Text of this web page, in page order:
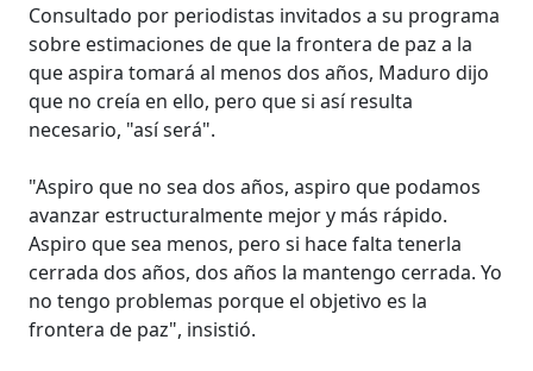
Consultado por periodistas invitados a su programa
sobre estimaciones de que la frontera de paz a la
que aspira tomará al menos dos años, Maduro dijo
que no creía en ello, pero que si así resulta
necesario, "así será".
"Aspiro que no sea dos años, aspiro que podamos
avanzar estructuralmente mejor y más rápido.
Aspiro que sea menos, pero si hace falta tenerla
cerrada dos años, dos años la mantengo cerrada. Yo
no tengo problemas porque el objetivo es la
frontera de paz", insistió.